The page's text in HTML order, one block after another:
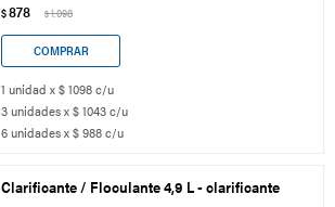
$878 $1.098
1 unidad x $ 1098 c/u
3 unidades x $ 1043 c/u
6 unidades x $ 988 c/u
Clarificante / Floculante 4,9 L - clarificante